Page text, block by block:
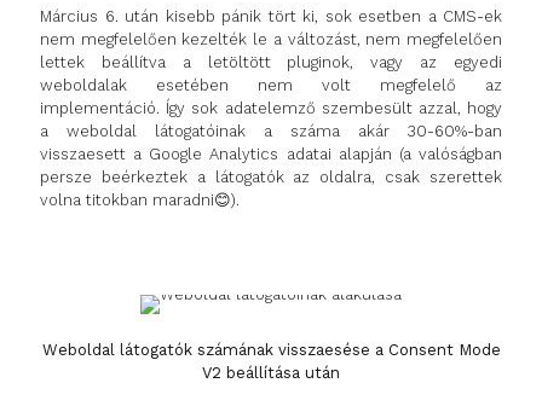
Március 6. után kisebb pánik tört ki, sok esetben a CMS-ek
nem megfelelően kezelték le a változást, nem megfelelően
lettek beállítva a letöltött pluginok, vagy az egyedi
weboldalak esetében nem volt megfelelő az
implementáció. Így sok adatelemző szembesült azzal, hogy
a weboldal látogatóinak a száma akár 30-60%-ban
visszaesett a Google Analytics adatai alapján (a valóságban
persze beérkeztek a látogatók az oldalra, csak szerettek
volna titokban maradni😊).
Weboldal látogatók számának visszaesése a Consent Mode
V2 beállítása után